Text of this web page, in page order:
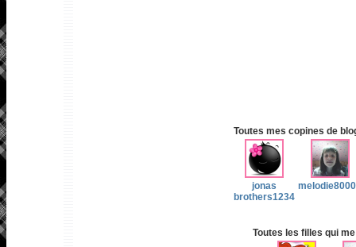
Toutes mes copines de
jonas
brothers1234
Toutes les filles qui